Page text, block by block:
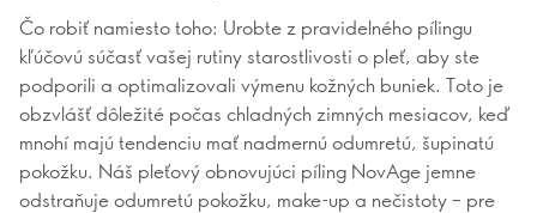
Čo robiť namiesto toho: Urobte z pravidelného pílingu
kľúčovú súčasť vašej rutiny starostlivosti o pleť, aby ste
podporili a optimalizovali výmenu kožných buniek. Toto je
obzvlášť dôležité počas chladných zimných mesiacov, keď
mnohí majú tendenciu mať nadmernú odumretú, šupinatú
pokožku. Náš pleťový obnovujúci píling NovAge jemne
odstraňuje odumretú pokožku, make-up a nečistoty – pre